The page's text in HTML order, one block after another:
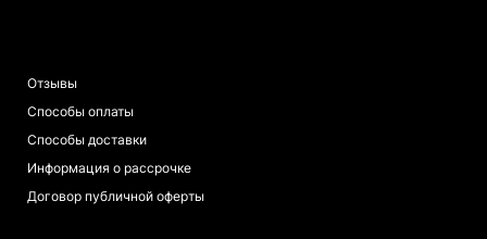
Отзывы
Способы оплаты
Способы доставки
Информация о рассрочке
Договор публичной оферты